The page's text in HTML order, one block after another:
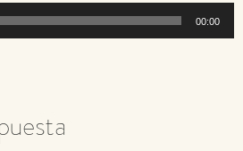
00:00